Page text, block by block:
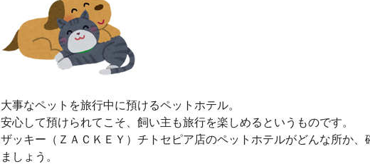
大事なペットを旅行中に預けるペットホテル。
安心して預けられてこそ、飼い主も旅行を楽しめるというものです。
ザッキー（ＺＡＣＫＥＹ）チトセピア店のペットホテルがどんな所か、
ましょう。